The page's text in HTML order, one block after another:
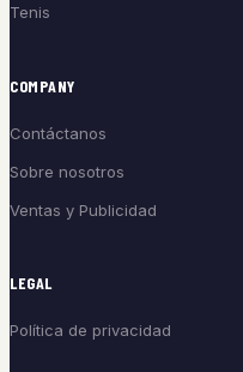
Tenis
COMPANY
Contáctanos
Sobre nosotros
Ventas y Publicidad
LEGAL
Política de privacidad